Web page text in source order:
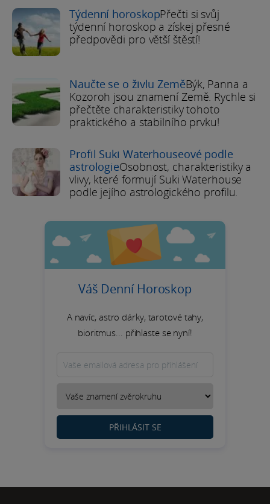
Týdenní horoskopPřečti si svůj
týdenní horoskop a získej přesné
předpovědi pro větší štěstí!
Naučte se o živlu ZeměBýk, Panna a
Kozoroh jsou znamení Země. Rychle si
přečtěte charakteristiky tohoto
praktického a stabilního prvku!
Profil Suki Waterhouseové podle
astrologieOsobnost, charakteristiky a
vlivy, které formují Suki Waterhouse
podle jejího astrologického profilu.
Váš Denní Horoskop
A navíc, astro dárky, tarotové tahy,
bioritmus... přihlaste se nyní!
PŘIHLÁSIT SE